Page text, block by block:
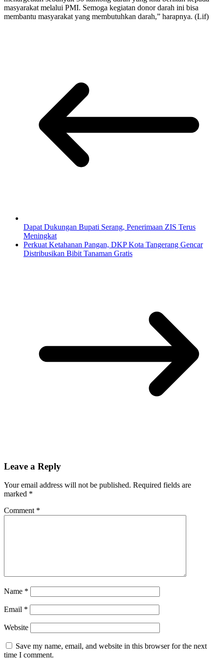
masyarakat melalui PMI. Semoga kegiatan donor darah ini bisa
membantu masyarakat yang membutuhkan darah,” harapnya. (Lif)
Dapat Dukungan Bupati Serang, Penerimaan ZIS Terus
Meningkat
Perkuat Ketahanan Pangan, DKP Kota Tangerang Gencar
Distribusikan Bibit Tanaman Gratis
Leave a Reply
Your email address will not be published. Required fields are
marked *
Comment *
Name *
Email *
Website
Save my name, email, and website in this browser for the next
time I comment.